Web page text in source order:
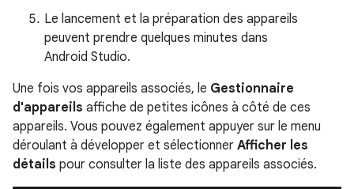
Le lancement et la préparation des appareils
peuvent prendre quelques minutes dans
Android Studio.
Une fois vos appareils associés, le Gestionnaire
d'appareils affiche de petites icônes à côté de ces
appareils. Vous pouvez également appuyer sur le menu
déroulant à développer et sélectionner Afficher les
détails pour consulter la liste des appareils associés.